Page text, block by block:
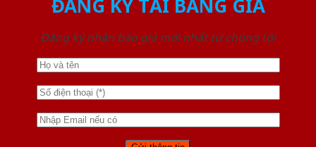
ĐĂNG KÝ TẢI BẢNG GIÁ
Đăng ký nhận báo giá mới nhất từ chúng tôi